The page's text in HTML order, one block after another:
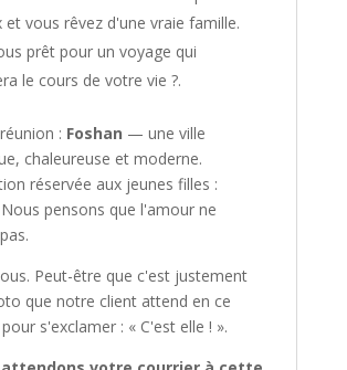
et vous rêvez d'une vraie famille.
prêt pour un voyage qui
le cours de votre vie ?.
: Foshan — une ville
chaleureuse et moderne.
réservée aux jeunes filles :
Nous pensons que l'amour ne
Peut-être que c'est justement
que notre client attend en ce
s'exclamer : « C'est elle ! ».